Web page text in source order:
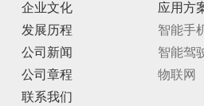
企业文化
发展历程
公司新闻
公司章程
联系我们
应用方
智能手
智能驾
物联网